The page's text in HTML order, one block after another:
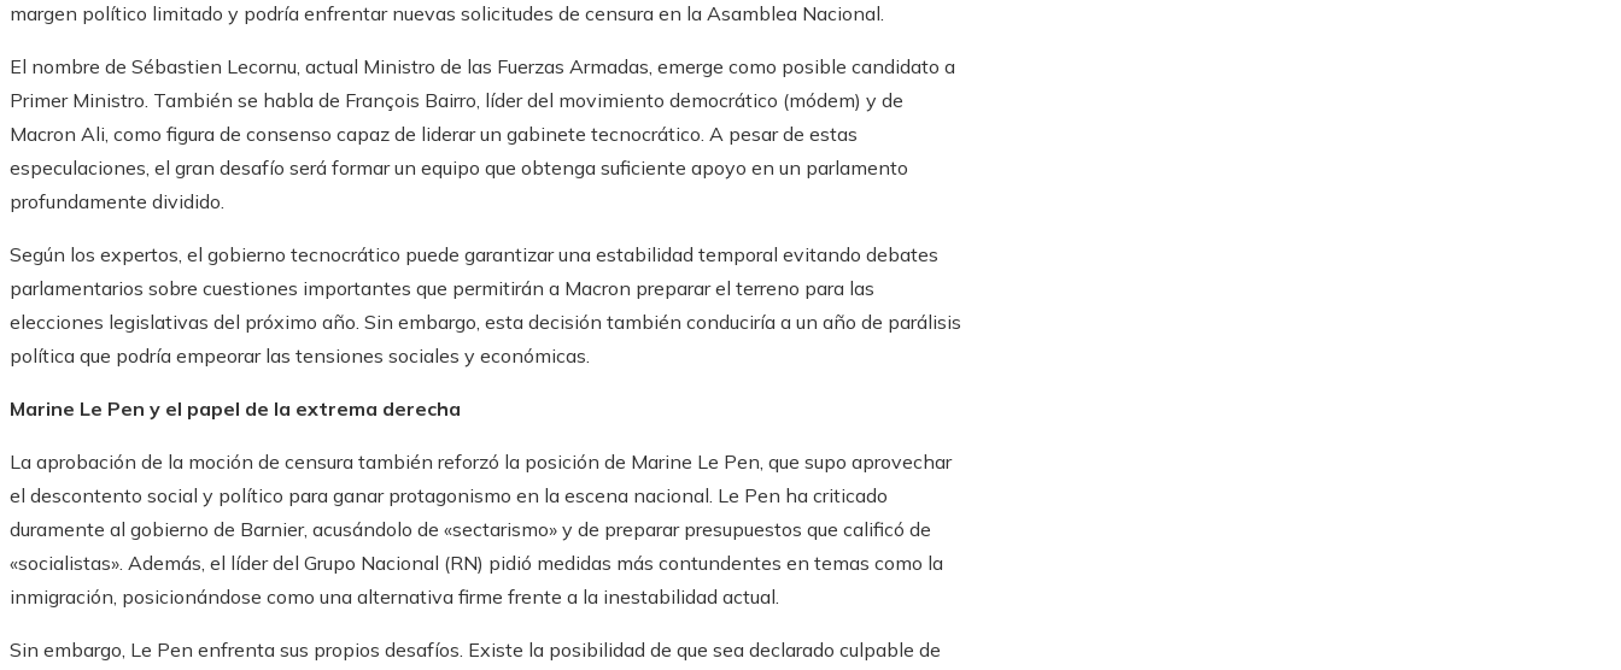
margen político limitado y podría enfrentar nuevas solicitudes de censura en la Asamblea Nacional.
El nombre de Sébastien Lecornu, actual Ministro de las Fuerzas Armadas, emerge como posible candidato a
Primer Ministro. También se habla de François Bairro, líder del movimiento democrático (módem) y de
Macron Ali, como figura de consenso capaz de liderar un gabinete tecnocrático. A pesar de estas
especulaciones, el gran desafío será formar un equipo que obtenga suficiente apoyo en un parlamento
profundamente dividido.
Según los expertos, el gobierno tecnocrático puede garantizar una estabilidad temporal evitando debates
parlamentarios sobre cuestiones importantes que permitirán a Macron preparar el terreno para las
elecciones legislativas del próximo año. Sin embargo, esta decisión también conduciría a un año de parálisis
política que podría empeorar las tensiones sociales y económicas.
Marine Le Pen y el papel de la extrema derecha
La aprobación de la moción de censura también reforzó la posición de Marine Le Pen, que supo aprovechar
el descontento social y político para ganar protagonismo en la escena nacional. Le Pen ha criticado
duramente al gobierno de Barnier, acusándolo de «sectarismo» y de preparar presupuestos que calificó de
«socialistas». Además, el líder del Grupo Nacional (RN) pidió medidas más contundentes en temas como la
inmigración, posicionándose como una alternativa firme frente a la inestabilidad actual.
Sin embargo, Le Pen enfrenta sus propios desafíos. Existe la posibilidad de que sea declarado culpable de